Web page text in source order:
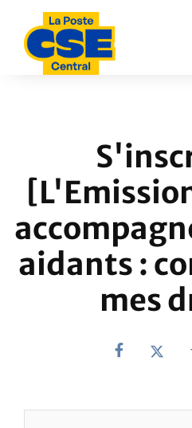
aidants :
mes